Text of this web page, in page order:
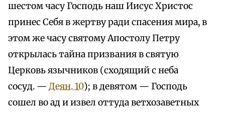
шестом часу Господь наш Иисус Христос
принес Себя в жертву ради спасения мира, в
этом же часу святому Апостолу Петру
открылась тайна призвания в святую
Церковь язычников (сходящий с неба
сосуд. — Деян. 10); в девятом — Господь
сошел во ад и извел оттуда ветхозаветных